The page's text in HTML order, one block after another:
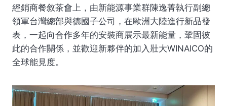
經銷商餐敘茶會上，由新能源事業群陳逸菁執行副總
領軍台灣總部與德國子公司，在歐洲大陸進行新品發
表，一起向合作多年的安裝商展示最新能量，鞏固彼
此的合作關係，並歡迎新夥伴的加入壯大WINAICO的
全球能見度。